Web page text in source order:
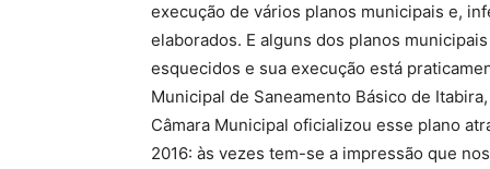
execução de vários planos municipais e,
elaborados. E alguns dos planos
esquecidos e sua execução está
Municipal de Saneamento Básico de
Câmara Municipal oficializou esse plano
2016: às vezes tem-se a impressão que